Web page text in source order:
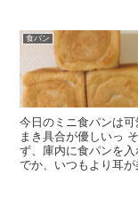
食パン
今日のミニ食パンは
まき具合が優しいっ
ず、庫内に食パンを
でか、いつもより耳が